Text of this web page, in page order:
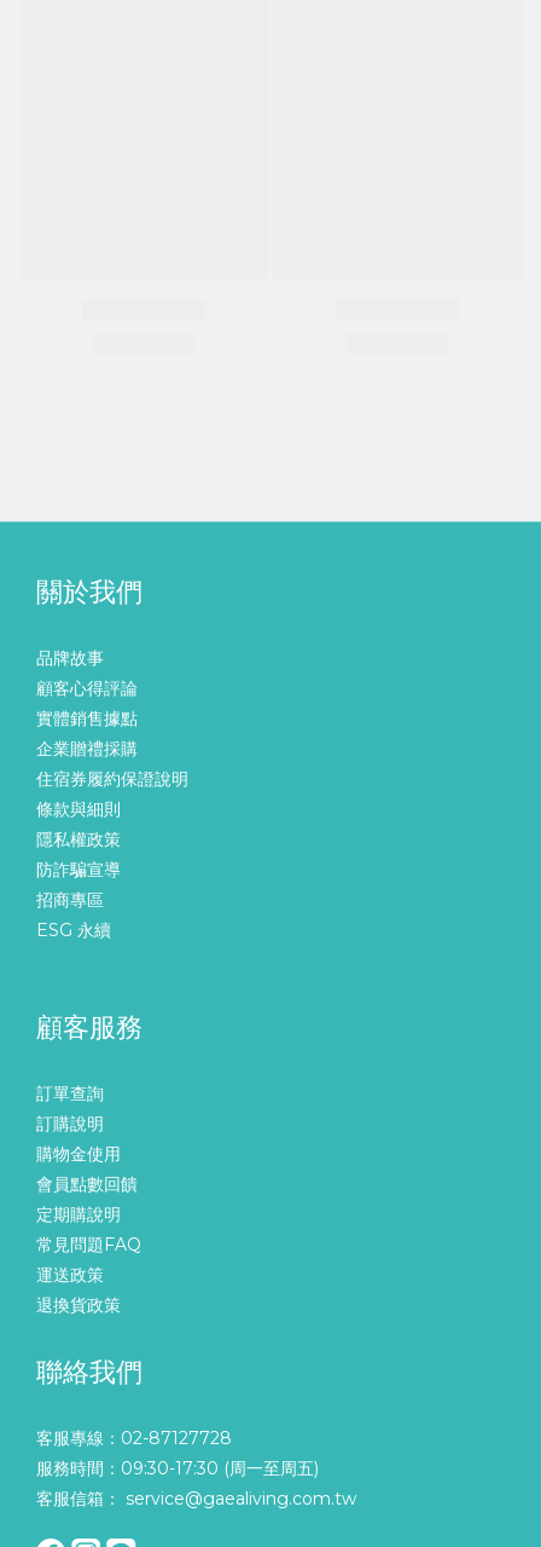
關於我們
品牌故事
顧客心得評論
實體銷售據點
企業贈禮採購
住宿券履約保證說明
條款與細則
隱私權政策
防詐騙宣導
招商專區
ESG 永續
顧客服務
訂單查詢
訂購說明
購物金使用
會員點數回饋
定期購說明
常見問題FAQ
運送政策
退換貨政策
聯絡我們
客服專線：02-87127728
服務時間：09:30-17:30 (周一至周五)
客服信箱： service@gaealiving.com.tw